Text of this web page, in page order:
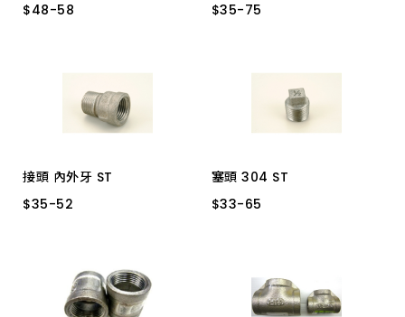
$48-58
$48-58
$35-75
$35-75
接頭 內外牙 ST
$35-52
$35-52
塞頭 304 ST
$33-65
$33-65